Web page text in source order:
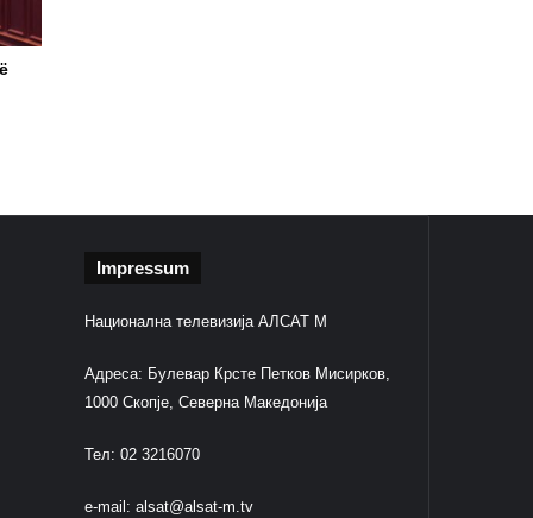
Impressum
Национална телевизија АЛСАТ М
Адреса: Булевар Крсте Петков Мисирков,
1000 Скопје, Северна Македонија
Тел: 02 3216070
e-mail: alsat@alsat-m.tv